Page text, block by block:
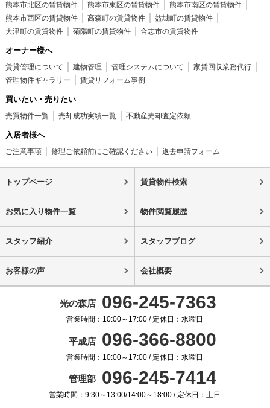
熊本市北区の賃貸物件
熊本市東区の賃貸物件
熊本市南区の賃貸物件
熊本市西区の賃貸物件
高森町の賃貸物件
益城町の賃貸物件
大津町の賃貸物件
菊陽町の賃貸物件 合志市の賃貸物件
オーナー様へ
賃貸管理について 建物管理 管理システムについて
家賃回収業務代行
管理物件ギャラリー
賃貸リフォーム事例
買いたい・売りたい
売買物件一覧 売却成功実績一覧 不動産売却査定依頼
入居者様へ
ご注意事項 修理ご依頼前にご確認ください 退去申請フォーム
トップページ 賃貸物件検索
お気に入り物件一覧 物件閲覧履歴
スタッフ紹介 スタッフブログ
お客様の声 会社概要
光の森店 096-245-7363
営業時間：10:00～17:00 / 定休日：水曜日
平成店 096-366-8800
営業時間：10:00～17:00 / 定休日：水曜日
管理部 096-245-7414
営業時間：9:30～13:00/14:00～18:00 / 定休日：土日